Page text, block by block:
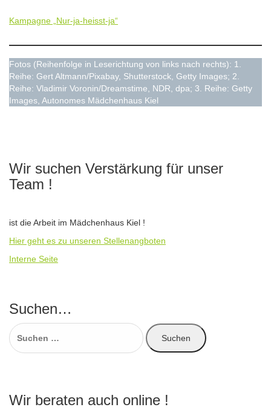
Kampagne „Nur-ja-heisst-ja“
Fotos (Reihenfolge in Leserichtung von links nach rechts): 1.
Reihe: Gert Altmann/Pixabay, Shutterstock, Getty Images; 2.
Reihe: Vladimir Voronin/Dreamstime, NDR, dpa; 3. Reihe: Getty
Images, Autonomes Mädchenhaus Kiel
Wir suchen Verstärkung für unser
Team !
ist die Arbeit im Mädchenhaus Kiel !
Hier geht es zu unseren Stellenangboten
Interne Seite
Suchen…
Suchen
nach:
Wir beraten auch online !